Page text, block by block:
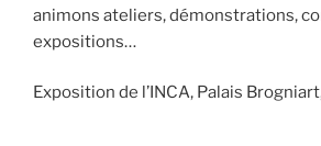
animons ateliers, démonstrations,
expositions…
Exposition de l’INCA, Palais